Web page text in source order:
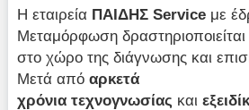
Η εταιρεία ΠΑΙΔΗΣService με
Μεταμόρφωση
στο χώρο της διάγνωσης και
Μετά απόαρκετά
χρόνια τεχνογνωσίας και